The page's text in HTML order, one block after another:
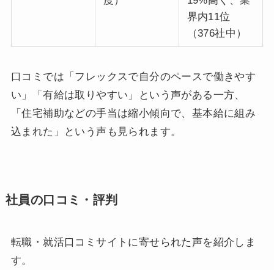
界内11位
（376社中）
口コミでは「フレックスで自分のペースで働きやす
い」「有給は取りやすい」という声がある一方、
「住宅補助などの手当は縮小傾向で、基本給に組み
込まれた」という声も見られます。
社員の口コミ・評判
転職・就活口コミサイトに寄せられた声を紹介しま
す。